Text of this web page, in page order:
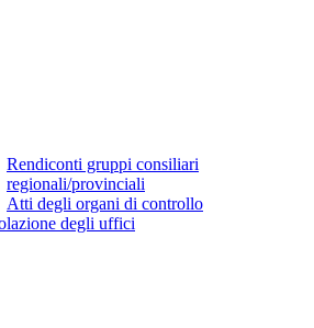
Rendiconti gruppi consiliari
regionali/provinciali
Atti degli organi di controllo
degli uffici